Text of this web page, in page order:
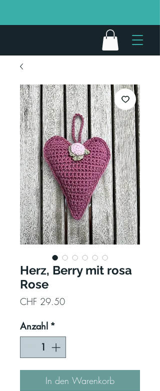
Herz, Berry mit rosa
Rose
CHF 29.50Preis
Anzahl *
In den Warenkorb